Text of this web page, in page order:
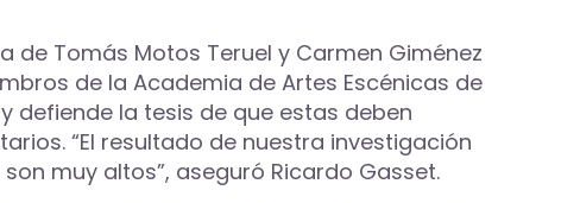
de Tomás Motos Teruel y Carmen Giménez
de la Academia de Artes Escénicas de
defiende la tesis de que estas deben
“El resultado de nuestra investigación
muy altos”, aseguró Ricardo Gasset.